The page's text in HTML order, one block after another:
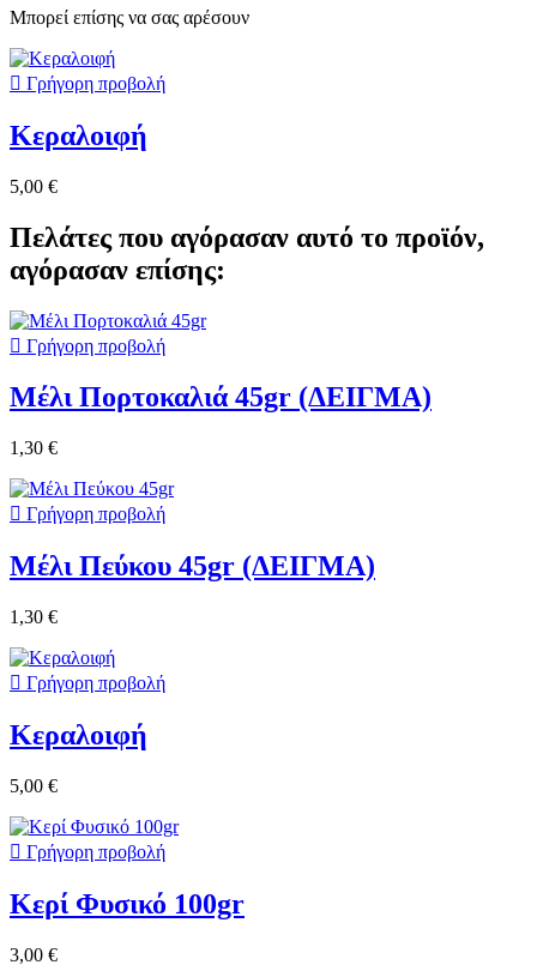
Μπορεί επίσης να σας αρέσουν
 Γρήγορη προβολή
Κεραλοιφή
5,00 €
Πελάτες που αγόρασαν αυτό το προϊόν,
αγόρασαν επίσης:
 Γρήγορη προβολή
Μέλι Πορτοκαλιά 45gr (ΔΕΙΓΜΑ)
1,30 €
 Γρήγορη προβολή
Μέλι Πεύκου 45gr (ΔΕΙΓΜΑ)
1,30 €
 Γρήγορη προβολή
Κεραλοιφή
5,00 €
 Γρήγορη προβολή
Κερί Φυσικό 100gr
3,00 €